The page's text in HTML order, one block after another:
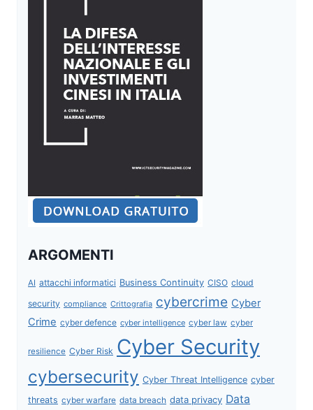
ARGOMENTI
AI attacchi informatici Business Continuity CISO cloud
security compliance Crittografia cybercrime Cyber
Crime cyber defence cyber intelligence cyber law cyber
resilience Cyber Risk Cyber Security
cybersecurity Cyber Threat Intelligence cyber
threats cyber warfare data breach data privacy Data